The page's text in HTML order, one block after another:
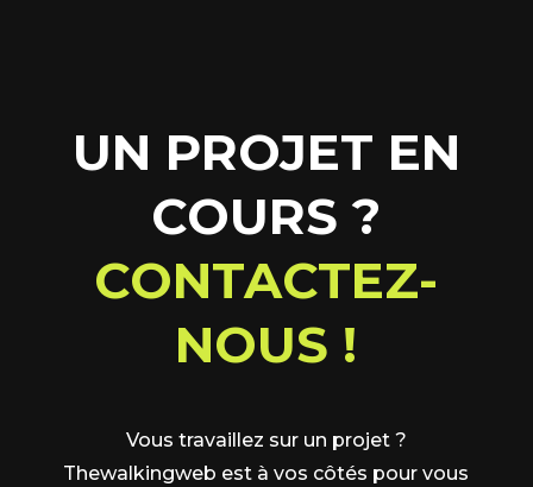
UN PROJET EN
COURS ?
CONTACTEZ-
NOUS !
Vous travaillez sur un projet ?
Thewalkingweb est à vos côtés pour vous